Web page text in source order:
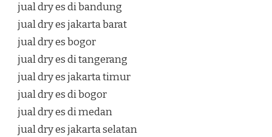
jual dry es di bandung
jual dry es jakarta barat
jual dry es bogor
jual dry es di tangerang
jual dry es jakarta timur
jual dry es di bogor
jual dry es di medan
jual dry es jakarta selatan